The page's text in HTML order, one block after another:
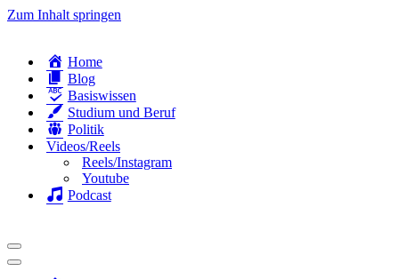
Zum Inhalt springen
Home
Blog
Basiswissen
Studium und Beruf
Politik
Videos/Reels
Reels/Instagram
Youtube
Podcast
Navigationsmenü
Navigationsmenü